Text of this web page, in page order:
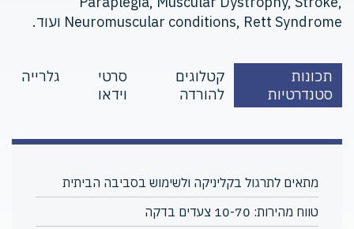
Neuromuscular conditions, Rett Syndrome ועוד.
תכונות
סטנדרטיות
קטלוגים
להורדה
סרטי
וידאו
גלרייה
מתאים לתרגול בקליניקה ולשימוש בסביבה הביתית
טווח מהירות: 10-70 צעדים בדקה